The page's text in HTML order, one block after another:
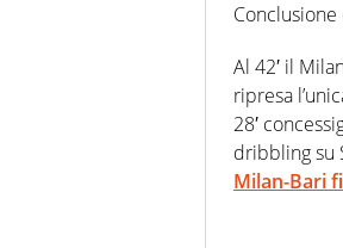
Al 42′ il
ripresa
28′
dribbling su
Milan-Bari